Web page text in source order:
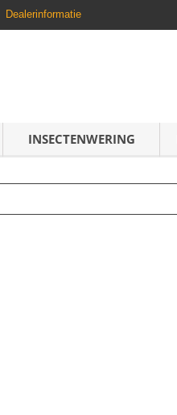
Dealerinformatie
INSECTENWERING